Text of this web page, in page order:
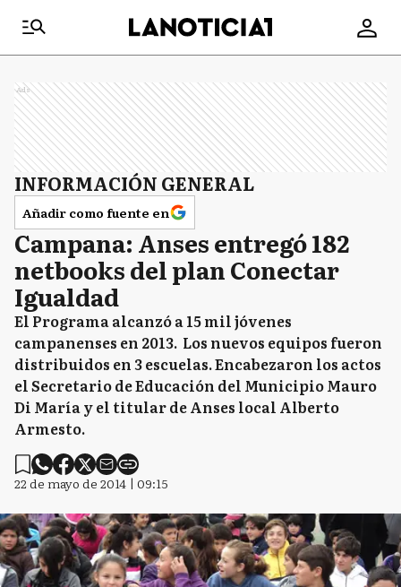
Ads
INFORMACIÓN GENERAL
Añadir como fuente en
Campana: Anses entregó 182
netbooks del plan Conectar
Igualdad
El Programa alcanzó a 15 mil jóvenes
campanenses en 2013. Los nuevos equipos fueron
distribuidos en 3 escuelas. Encabezaron los actos
el Secretario de Educación del Municipio Mauro
Di María y el titular de Anses local Alberto
Armesto.
22 de mayo de 2014 | 09:15